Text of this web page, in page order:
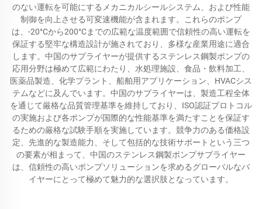
のない運転を可能にするメカニカルシールシステム、および性能
制御を向上させる可変速機能が含まれます。これらのポンプ
は、-20°Cから200°Cまでの広範な温度範囲で信頼性の高い運転を
保証する堅牢な構造設計が施されており、多様な産業用途に適合
します。中国のサプライヤーが提供するステンレス鋼製ポンプの
応用分野は極めて広範にわたり、水処理施設、食品・飲料加工、
医薬品製造、化学プラント、船舶用アプリケーション、HVACシス
テムなどに及んでいます。中国のサプライヤーは、製造工程全体
を通じて厳格な品質管理基準を維持しており、ISO認証プロトコル
の実施および各ポンプが国際的な性能基準を満たすことを保証す
るための厳格な試験手順を実施しています。競争力のある価格設
定、先進的な製造能力、そして包括的な技術サポートという三つ
の要素が相まって、中国のステンレス鋼製ポンプサプライヤー
は、信頼性の高いポンプソリューションを求めるグローバルなバ
イヤーにとって極めて魅力的な選択肢となっています。